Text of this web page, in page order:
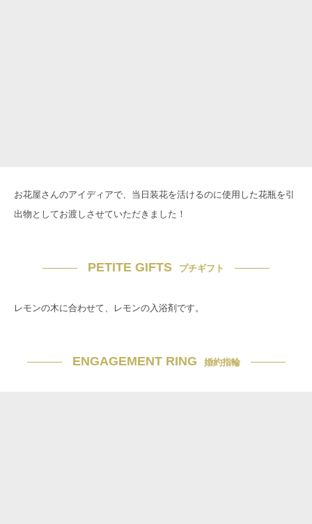
お花屋さんのアイディアで、当日装花を活けるのに使用した花瓶を引
出物としてお渡しさせていただきました！
PETITE GIFTS プチギフト
レモンの木に合わせて、レモンの入浴剤です。
ENGAGEMENT RING 婚約指輪